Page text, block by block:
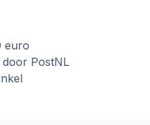
euro
PostNL